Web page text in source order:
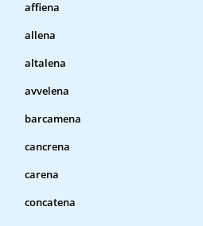
affiena
allena
altalena
avvelena
barcamena
cancrena
carena
concatena